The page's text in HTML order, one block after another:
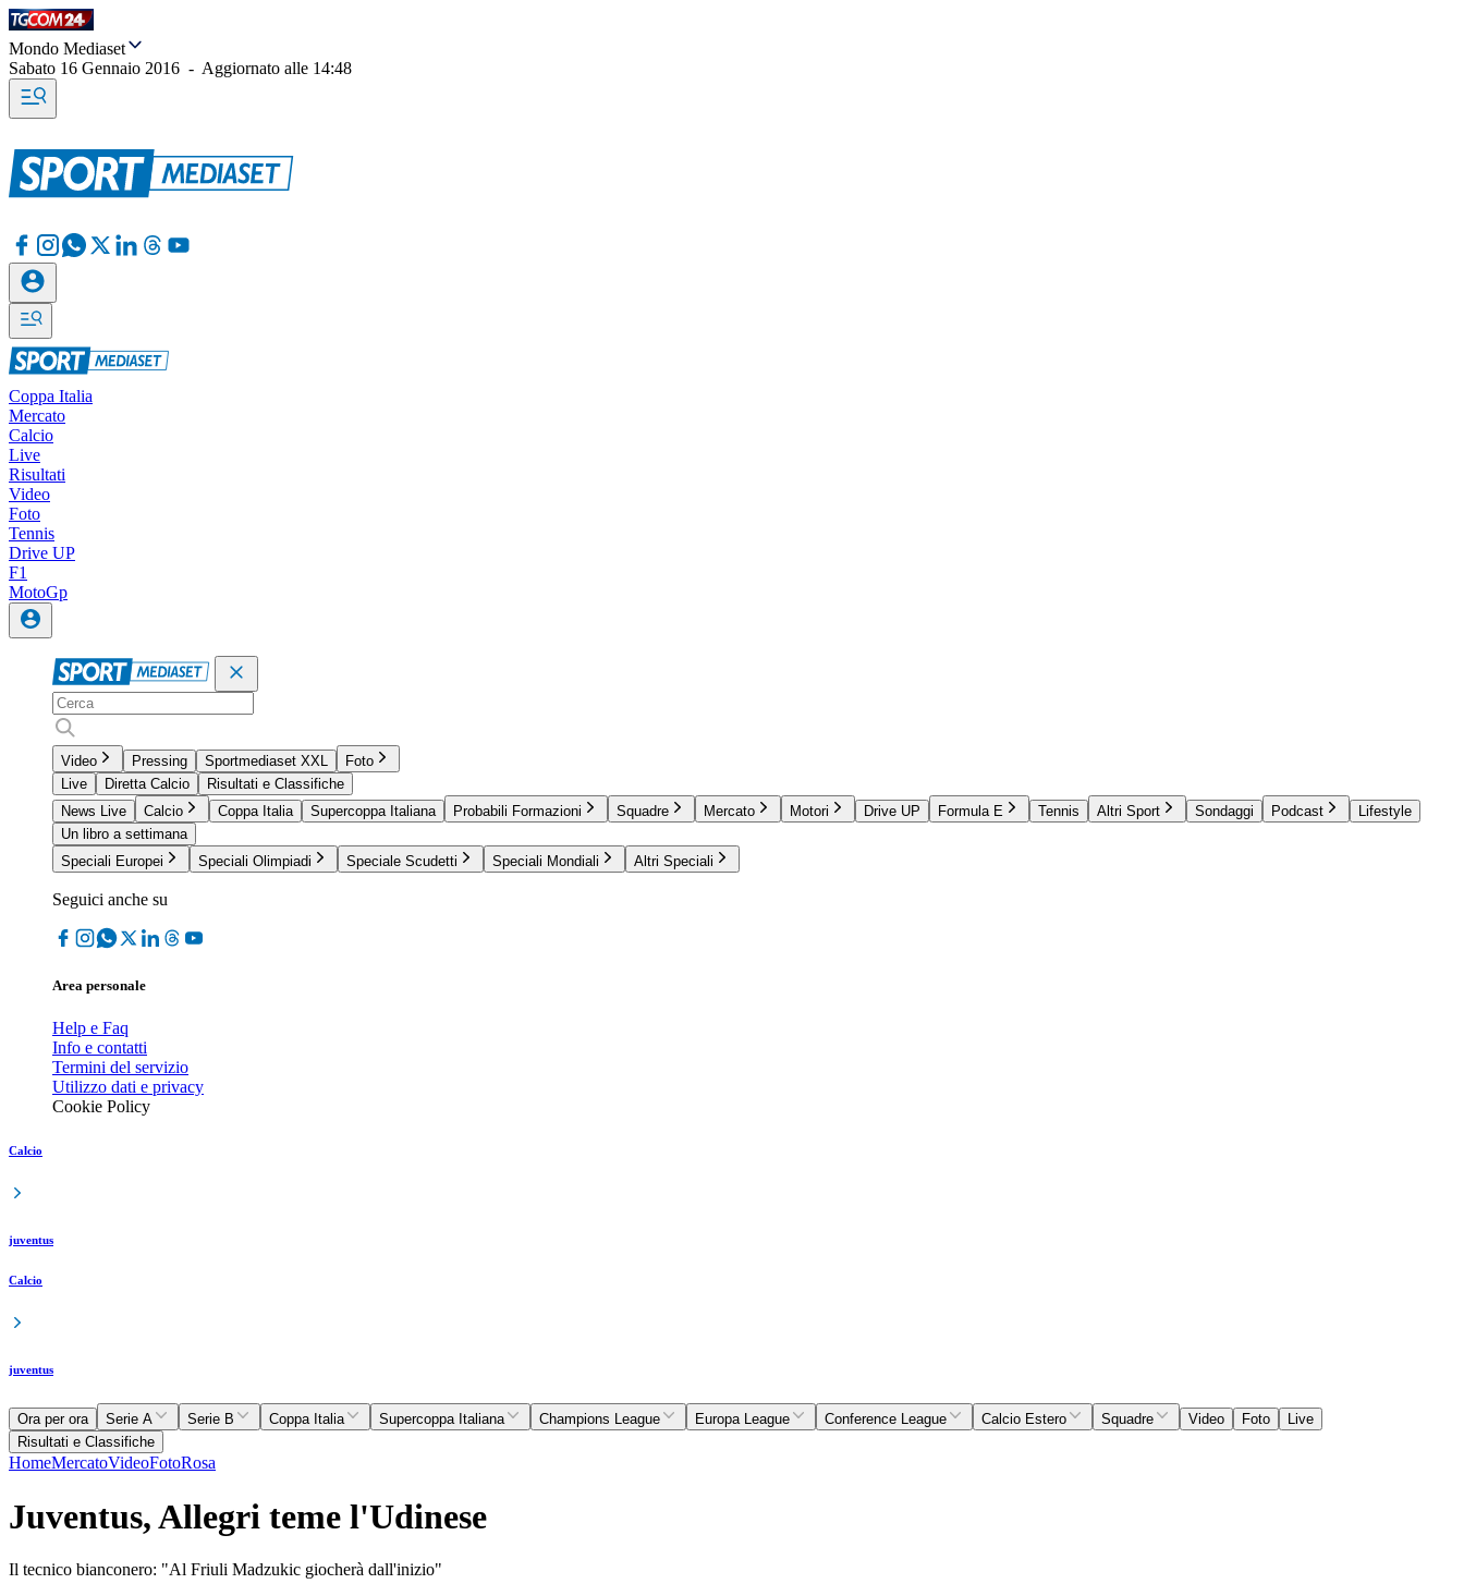
Mondo Mediaset
Sabato 16 Gennaio 2016 - Aggiornato alle 14:48
Coppa Italia
Mercato
Calcio
Live
Risultati
Video
Foto
Tennis
Drive UP
F1
MotoGp
Video Pressing Sportmediaset XXL
Foto
Live
Diretta Calcio
Risultati e Classifiche
News Live
Calcio Coppa Italia Supercoppa Italiana Probabili Formazioni Squadre Mercato Motori Drive UP Formula E Tennis Altri Sport Sondaggi Podcast
Lifestyle
Un libro a settimana
Speciali Europei
Speciali Olimpiadi Speciale Scudetti Speciali Mondiali Altri Speciali
Seguici anche su
Area personale
Help e Faq
Info e contatti
Termini del servizio
Utilizzo dati e privacy
Cookie Policy
Calcio
juventus
Calcio
juventus
Ora per ora Serie A Serie B Coppa Italia Supercoppa Italiana Champions League Europa League Conference League Calcio Estero Squadre Video Foto
Live
Risultati e Classifiche
HomeMercatoVideoFotoRosa
Juventus, Allegri teme l'Udinese
Il tecnico bianconero: "Al Friuli Madzukic giocherà dall'inizio"